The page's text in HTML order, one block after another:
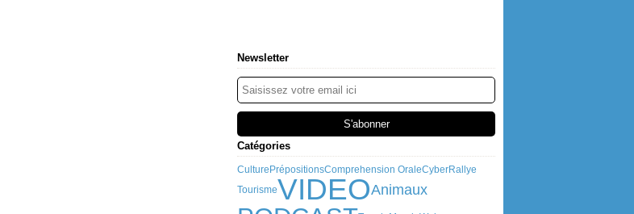
Newsletter
Catégories
Culture PrépositionsComprehension OraleCyberRallye
TourismeVIDEOAnimaux